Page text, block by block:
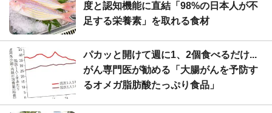
度と認知機能に直結「98%の日本人が不
足する栄養素」を取れる食材
パカッと開けて週に1、2個食べるだけ...
がん専門医が勧める「大腸がんを予防す
るオメガ脂肪酸たっぷり食品」